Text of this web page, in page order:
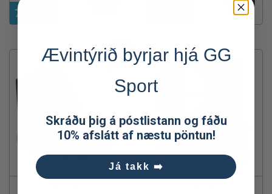
7.990kr
Ævintýrið byrjar hjá GG
Sport
Skráðu þig á póstlistann og fáðu
10% afslátt af næstu pöntun!
Já takk ➡️